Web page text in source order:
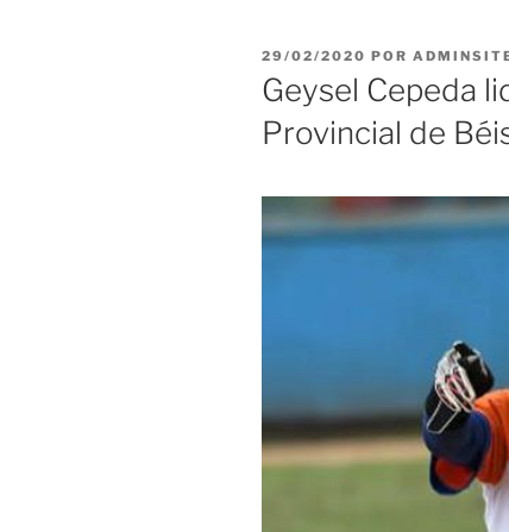
PUBLICADO
29/02/2020 POR
Geysel Cepeda
Provincial de